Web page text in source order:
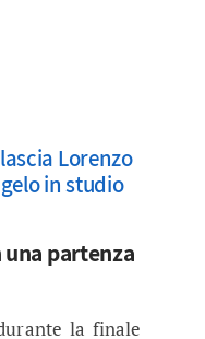
Lorenzo
in studio
partenza
la finale